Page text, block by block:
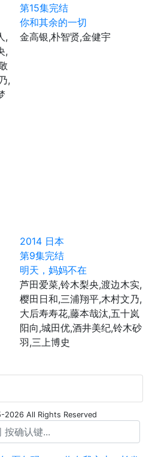
,
,
,
第15集完结
你和其余的一切
金高银,朴智贤,金健宇
2014 日本
第9集完结
明天，妈妈不在
芦田爱菜,铃木梨央,渡边木实,
樱田日和,三浦翔平,木村文乃,
大后寿寿花,藤本哉汰,五十岚
阳向,城田优,酒井美纪,铃木砂
羽,三上博史
All Rights Reserved